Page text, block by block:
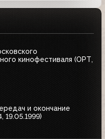
кинофестиваля (ОРТ,
и окончание
19.05.1999)